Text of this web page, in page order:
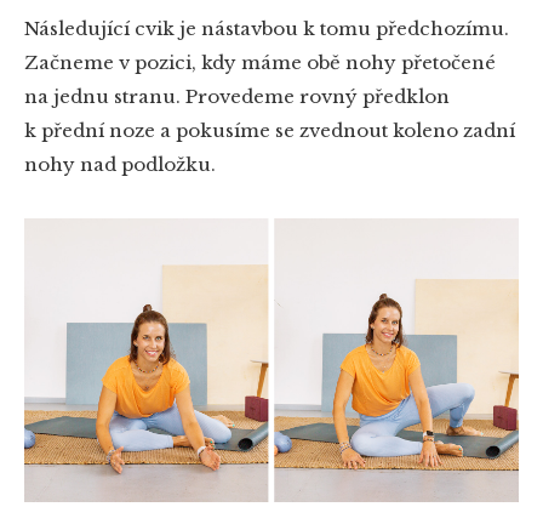
Následující cvik je nástavbou k tomu předchozímu.
Začneme v pozici, kdy máme obě nohy přetočené
na jednu stranu. Provedeme rovný předklon
k přední noze a pokusíme se zvednout koleno zadní
nohy nad podložku.